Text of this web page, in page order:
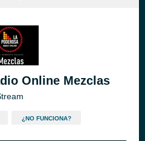
Online Mezclas
¿NO FUNCIONA?